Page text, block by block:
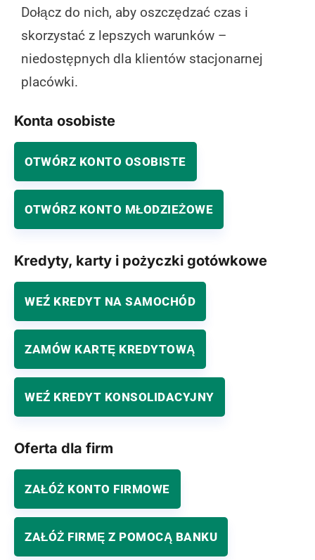
Dołącz do nich, aby oszczędzać czas i
skorzystać z lepszych warunków –
niedostępnych dla klientów stacjonarnej
placówki.
Konta osobiste
OTWÓRZ KONTO OSOBISTE
OTWÓRZ KONTO MŁODZIEŻOWE
Kredyty, karty i pożyczki gotówkowe
WEŹ KREDYT NA SAMOCHÓD
ZAMÓW KARTĘ KREDYTOWĄ
WEŹ KREDYT KONSOLIDACYJNY
Oferta dla firm
ZAŁÓŻ KONTO FIRMOWE
ZAŁÓŻ FIRMĘ Z POMOCĄ BANKU